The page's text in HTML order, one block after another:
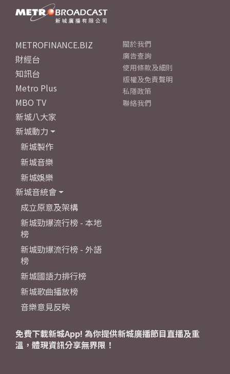
METROFINANCE.BIZ
財經台
知訊台
Metro Plus
MBO TV
新城八大家
新城動力
新城製作
新城音樂
新城娛樂
新城音統會
成立原意及架構
新城勁爆流行榜 - 本地
榜
新城勁爆流行榜 - 外語
榜
新城國語力排行榜
新城歌曲播放榜
音樂意見反映
關於我們
廣告查詢
使用條款及細則
版權及免責聲明
私隱政策
聯絡我們
免費下載新城App! 為你提供新城廣播節目直播及重
溫，體現資訊分享無界限！